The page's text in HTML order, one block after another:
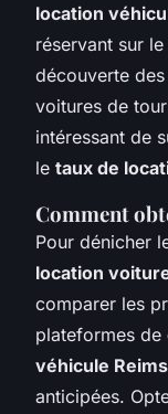
location
réservant sur
découverte
voitures de
intéressant de
le taux de
Comment
Pour dénicher
location
comparer les
plateformes de
véhicule Reims
anticipées.